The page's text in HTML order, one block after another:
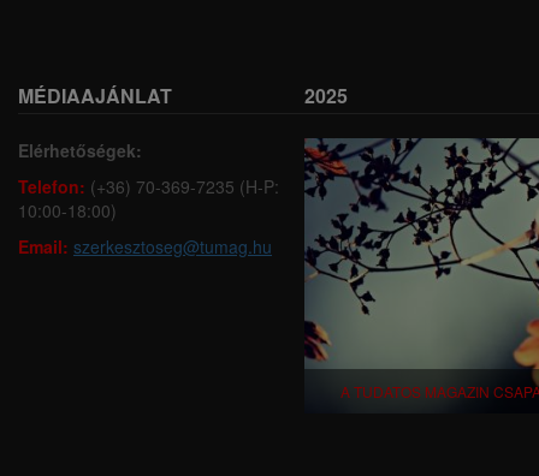
MÉDIAAJÁNLAT
Elérhetőségek:
Telefon: (+36) 70-369-7235 (H-P:
10:00-18:00)
Email: szerkesztoseg@tumag.hu
2025
A TUDATOS MAGAZIN